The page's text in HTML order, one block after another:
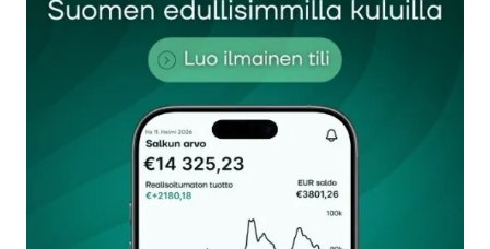
Sähköpostiosoitettasi ei julkaista.Pakolliset
kentät on merkitty*
Kommentti*